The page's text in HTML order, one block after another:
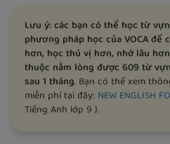
Lưu ý: các bạn có thể học từ
phương pháp học của VOCA để
hơn, học thú vị hơn, nhớ lâu
thuộc nằm lòng được 609 từ
sau 1 tháng. Bạn có thể xem
miễn phí tại đây: NEW ENGLISH
Tiếng Anh lớp 9 ).